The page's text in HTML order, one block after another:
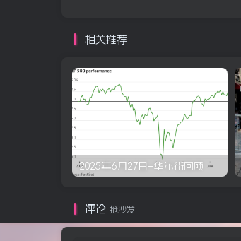
相关推荐
2025年6月27日–华尔街回顾
评论 抢沙发